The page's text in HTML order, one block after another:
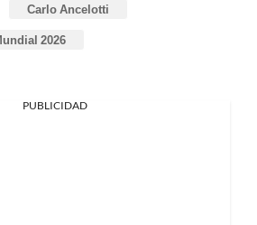
Carlo Ancelotti
2026
PUBLICIDAD